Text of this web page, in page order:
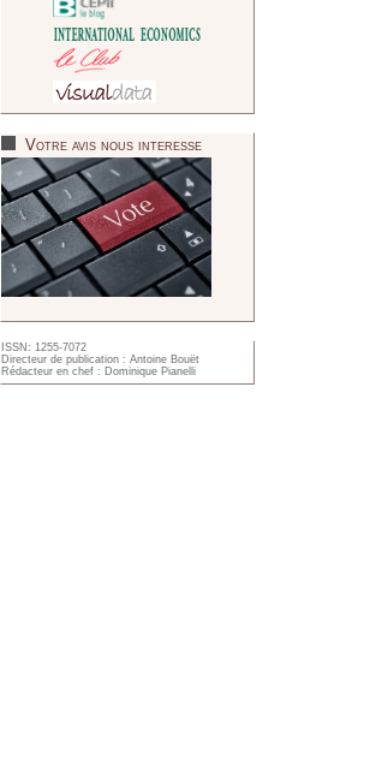
Votre avis nous interesse
ISSN: 1255-7072
Directeur de publication : Antoine Bouët
Rédacteur en chef : Dominique Pianelli